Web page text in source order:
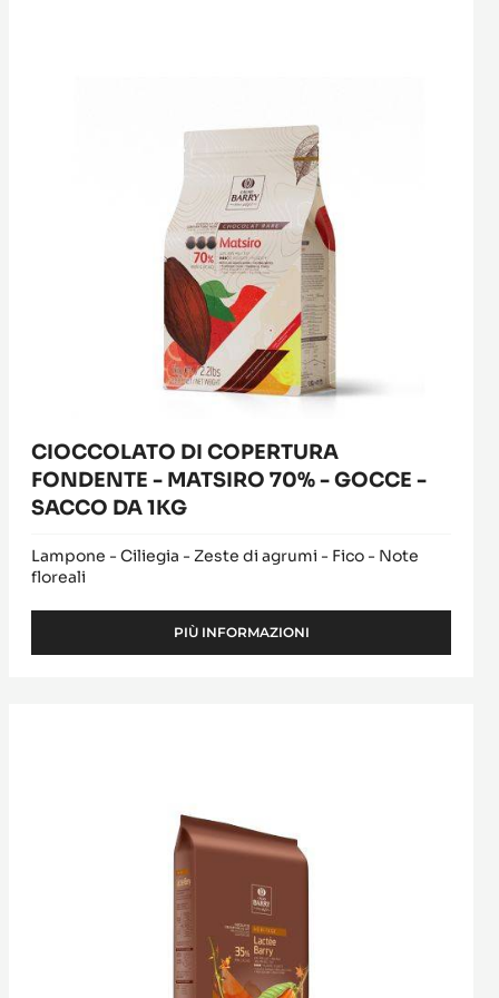
CIOCCOLATO DI COPERTURA
FONDENTE - MATSIRO 70% - GOCCE -
SACCO DA 1KG
Lampone - Ciliegia - Zeste di agrumi - Fico - Note
floreali
PIÙ INFORMAZIONI
-
-
SACCO
DA
1KG